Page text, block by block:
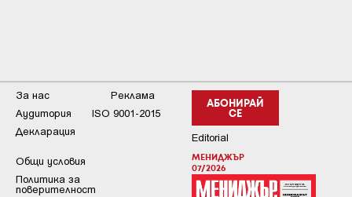
АБОНИРАЙ
СЕ
Editorial
МЕНИДЖЪР
07/2026
За нас
Реклама
Аудитория
ISO 9001-2015
Декларация
Общи условия
Пoлитикa зa
пoвepитeлнocт